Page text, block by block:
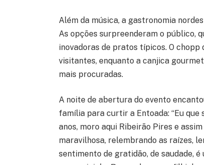
Além da música, a gastronomia
As opções surpreenderam o público,
inovadoras de pratos típicos. O
visitantes, enquanto a canjica
mais procuradas.
A noite de abertura do evento
família para curtir a Entoada: “Eu que
anos, moro aqui Ribeirão Pires e
maravilhosa, relembrando as raízes,
sentimento de gratidão, de saudade,